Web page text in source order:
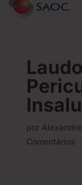
por
Comentários